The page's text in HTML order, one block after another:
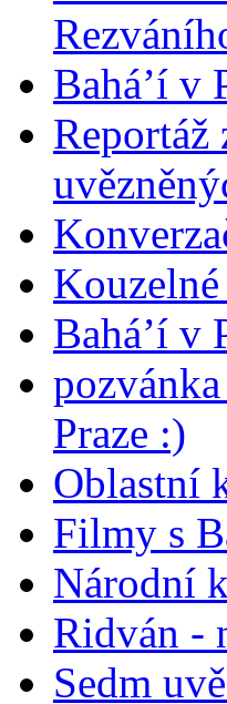
Bahá’í v
Reportáž
Bahá’í v
Praze :)
Oblastní
Filmy s
Národní
Ridván -
Sedm